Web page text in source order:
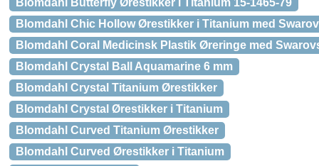
Blomdahl Butterfly Ørestikker i Titanium 15-1465-79
Blomdahl Chic Hollow Ørestikker i Titanium med
Blomdahl Coral Medicinsk Plastik Øreringe med
Blomdahl Crystal Ball Aquamarine 6 mm
Blomdahl Crystal Titanium Ørestikker
Blomdahl Crystal Ørestikker i Titanium
Blomdahl Curved Titanium Ørestikker
Blomdahl Curved Ørestikker i Titanium